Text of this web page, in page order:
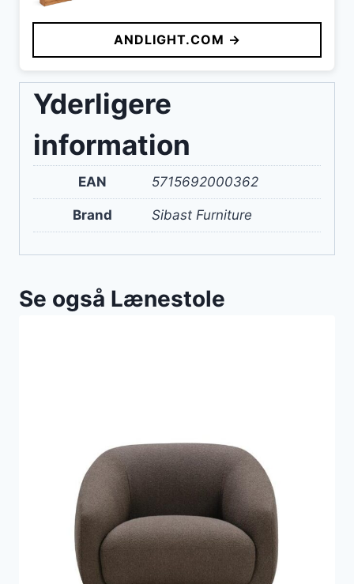
ANDLIGHT.COM →
Yderligere
information
EAN 5715692000362
Brand Sibast Furniture
Se også Lænestole